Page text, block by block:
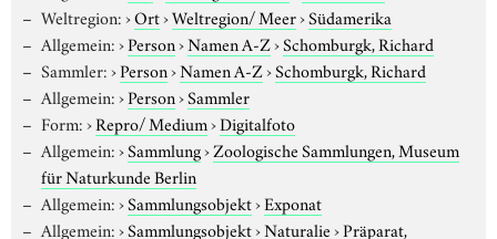
Weltregion:›Ort›Weltregion/ Meer›Südamerika
Allgemein:›Person›Namen A-Z›Schomburgk, Richard
Sammler:›Person›Namen A-Z›Schomburgk, Richard
Allgemein:›Person›Sammler
Form:›Repro/ Medium›Digitalfoto
Allgemein:›Sammlung›Zoologische Sammlungen, Museum
für Naturkunde Berlin
Allgemein:›Sammlungsobjekt›Exponat
Allgemein:›Sammlungsobjekt›Naturalie›Präparat,